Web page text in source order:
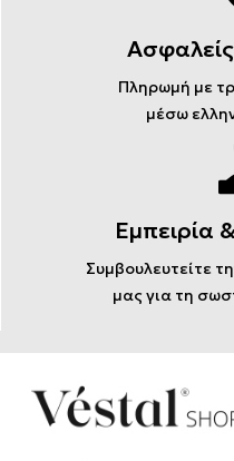
Πληρωμή με
μέσω
Εμπειρία
Συμβουλευτείτε
μας για τη